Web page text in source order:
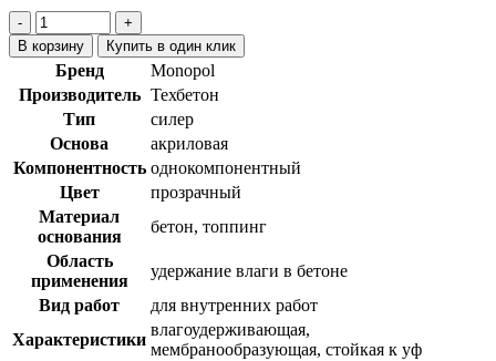
В корзину Купить в один клик
Бренд
Monopol
Производитель Техбетон
Тип
силер
Основа
акриловая
Компонентность однокомпонентный
Цвет
прозрачный
Материал
основания
бетон, топпинг
Область
применения
удержание влаги в бетоне
Вид работ
для внутренних работ
Характеристики
влагоудерживающая,
мембранообразующая, стойкая к уф